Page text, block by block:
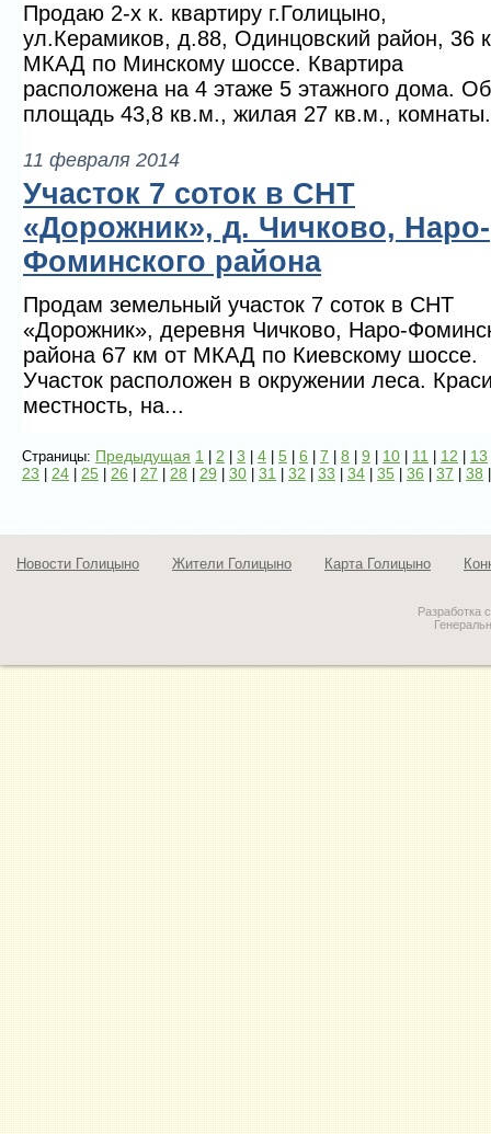
Продаю 2-х к. квартиру г.Голицыно,
ул.Керамиков, д.88, Одинцовский район, 36
МКАД по Минскому шоссе. Квартира
расположена на 4 этаже 5 этажного дома.
площадь 43,8 кв.м., жилая 27 кв.м.,
11 февраля 2014
Участок 7 соток в СНТ
«Дорожник», д. Чичково, Наро-
Фоминского района
Продам земельный участок 7 соток в СНТ
«Дорожник», деревня Чичково, Наро-
района 67 км от МКАД по Киевскому шоссе.
Участок расположен в окружении леса.
местность, на...
Страницы: Предыдущая 1 | 2 |3|4|5|6| 7 |8 |9|10 |11 | 12|13
23 | 24|25| 26| 27|28| 29|30 |31|32 |33 |34|35|36| 37|38
Новости Голицыно Жители Голицыно Карта Голицыно
Разработка